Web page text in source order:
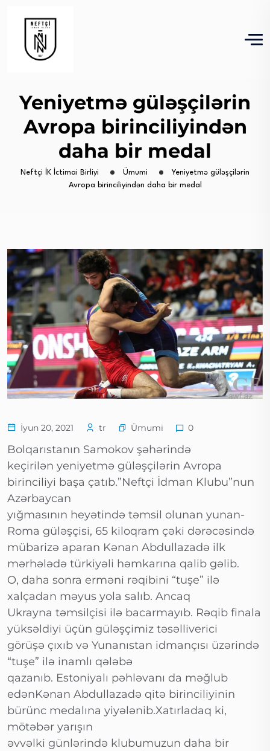
Yeniyetmə güləşçilərin
Avropa birinciliyindən
daha bir medal
Neftçi İK İctimai Birliyi Ümumi
Yeniyetmə güləşçilərin
Avropa birinciliyindən daha bir medal
İyun 20, 2021 tr Ümumi 0
Bolqarıstanın Samokov şəhərində
keçirilən yeniyetmə güləşçilərin Avropa
birinciliyi başa çatıb.”Neftçi İdman Klubu”nun
Azərbaycan
yığmasının heyətində təmsil olunan yunan-
Roma güləşçisi, 65 kiloqram çəki dərəcəsində
mübarizə aparan Kənan Abdullazadə ilk
mərhələdə türkiyəli həmkarına qalib gəlib.
O, daha sonra erməni rəqibini “tuşe” ilə
xalçadan məyus yola salıb. Ancaq
Ukrayna təmsilçisi ilə bacarmayıb. Rəqib finala
yüksəldiyi üçün güləşçimiz təsəlliverici
görüşə çıxıb və Yunanıstan idmançısı üzərində
“tuşe” ilə inamlı qələbə
qazanıb. Estoniyalı pəhləvanı da məğlub
edənKənan Abdullazadə qitə birinciliyinin
bürünc medalına yiyələnib.Xatırladaq ki,
mötəbər yarışın
əvvəlki günlərində klubumuzun daha bir